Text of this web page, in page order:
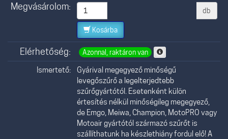
Megvásárolom:
db
Kosárba
Elérhetőség: Azonnal, raktáron van
Ismertető:
Gyárival megegyező minőségű
levegőszűrő a legelterjedtebb
szűrőgyártótól. Esetenként külön
értesítés nélkül minőségileg megegyező,
de Emgo, Meiwa, Champion, MotoPRO vagy
Motoair gyártótól származó szűrőt is
szállíthatunk ha készlethiány fordul elő! A